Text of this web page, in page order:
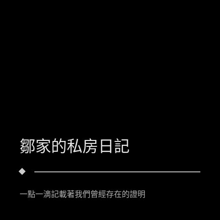
鄒家的私房日記
一點一滴記載著我們曾經存在的證明